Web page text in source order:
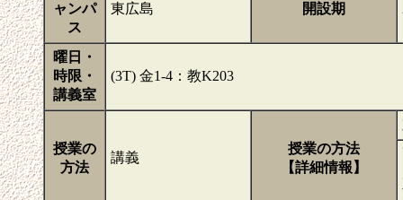
ャンパ
ス
東広島 開設期
曜日・
時限・
講義室
(3T) 金1-4：教K203
授業の
方法
講義
授業の方法
【詳細情報】